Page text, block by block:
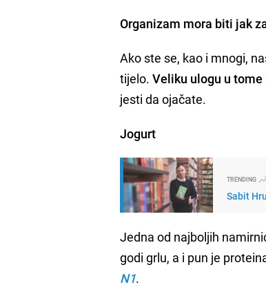
Organizam mora biti jak
Ako ste se, kao i mnogi,
tijelo.Veliku ulogu u
jesti da ojačate.
Jogurt
TRENDING
Sabit
Jedna od najboljih
godi grlu, a i pun je
N1.